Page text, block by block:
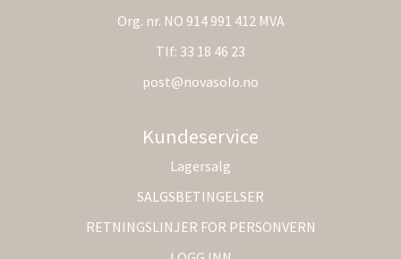
Org. nr. NO 914 991 412 MVA
Tlf: 33 18 46 23
post@novasolo.no
Kundeservice
Lagersalg
SALGSBETINGELSER
RETNINGSLINJER FOR PERSONVERN